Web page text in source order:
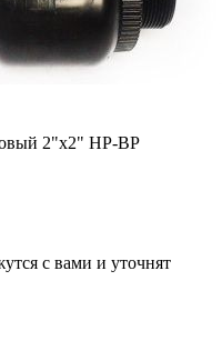
2"х2" НР-ВР
с вами и уточнят